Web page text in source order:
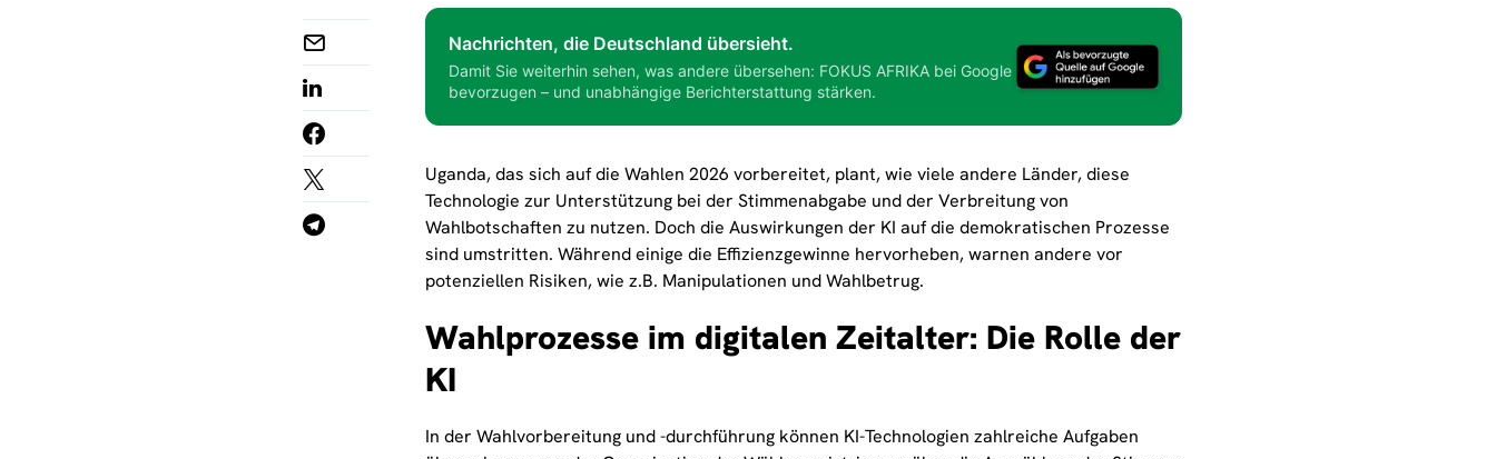
Nachrichten, die Deutschland übersieht.
Damit Sie weiterhin sehen, was andere übersehen: FOKUS AFRIKA bei Google
bevorzugen – und unabhängige Berichterstattung stärken.
Uganda, das sich auf die Wahlen 2026 vorbereitet, plant, wie viele andere Länder, diese
Technologie zur Unterstützung bei der Stimmenabgabe und der Verbreitung von
Wahlbotschaften zu nutzen. Doch die Auswirkungen der KI auf die demokratischen Prozesse
sind umstritten. Während einige die Effizienzgewinne hervorheben, warnen andere vor
potenziellen Risiken, wie z.B. Manipulationen und Wahlbetrug.
Wahlprozesse im digitalen Zeitalter: Die Rolle der
KI
In der Wahlvorbereitung und -durchführung können KI-Technologien zahlreiche Aufgaben